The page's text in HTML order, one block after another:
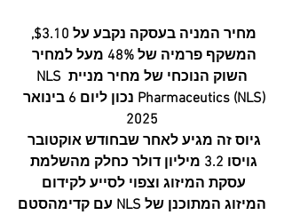
מחיר המניה בעסקה נקבע על $3.10,
המשקף פרמיה של 48% מעל למחיר
השוק הנוכחי של מחיר מניית NLS
Pharmaceutics (NLS) נכון ליום 6 בינואר
2025
גיוס זה מגיע לאחר שבחודש אוקטובר
גויסו 3.2 מיליון דולר כחלק מהשלמת
עסקת המיזוג וצפוי לסייע לקידום
המיזוג המתוכנן של NLS עם קדימהסטם